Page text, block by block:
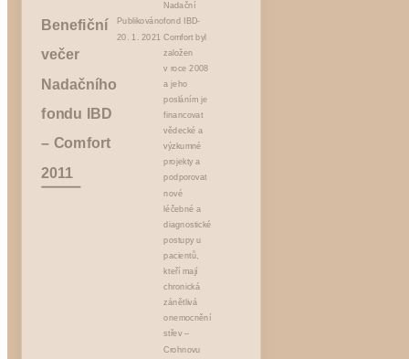
Benefiční
večer
Nadačního
fondu IBD
– Comfort
2011
Publikováno
20. 1. 2021
Nadační
fond IBD-
Comfort byl
založen
v roce 2008
a jeho
posláním je
financovat
vědecké a
výzkumné
projekty a
podporovat
nové
léčebné a
diagnostické
postupy u
pacientů,
kteří mají
chronická
zánětlivá
onemocnění
střev –
Crohnovu